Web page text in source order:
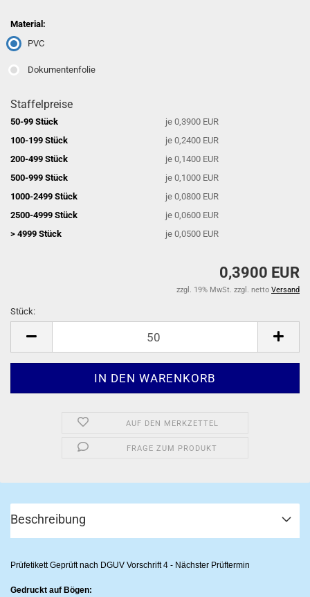
Material:
PVC
Dokumentenfolie
Staffelpreise
50-99 Stück
je 0,3900 EUR
100-199 Stück
je 0,2400 EUR
200-499 Stück
je 0,1400 EUR
500-999 Stück
je 0,1000 EUR
1000-2499 Stück
je 0,0800 EUR
2500-4999 Stück
je 0,0600 EUR
> 4999 Stück
je 0,0500 EUR
0,3900 EUR
zzgl. 19% MwSt. zzgl. netto Versand
Stück:
AUF DEN MERKZETTEL
FRAGE ZUM PRODUKT
Beschreibung
Prüfetikett Geprüft nach DGUV Vorschrift 4 - Nächster Prüftermin
Gedruckt auf Bögen: